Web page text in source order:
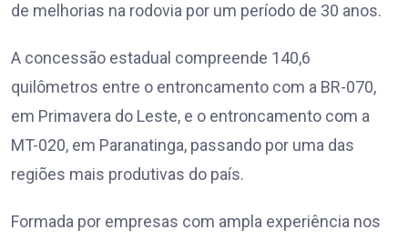
de melhorias na rodovia por um período de 30 anos.
A concessão estadual compreende 140,6
quilômetros entre o entroncamento com a BR-070,
em Primavera do Leste, e o entroncamento com a
MT-020, em Paranatinga, passando por uma das
regiões mais produtivas do país.
Formada por empresas com ampla experiência nos